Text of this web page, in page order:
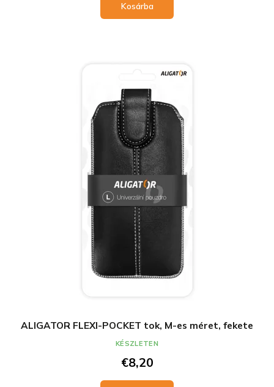
Kosárba
ALIGATOR FLEXI-POCKET tok, M-es méret, fekete
€8,20
KÉSZLETEN